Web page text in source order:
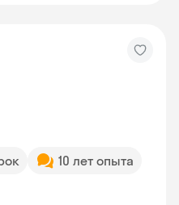
10 лет опыта